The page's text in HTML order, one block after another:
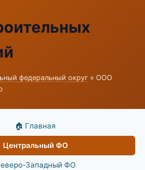
федеральный округ » ООО
🏠 Главная
Центральный ФО
Западный ФО